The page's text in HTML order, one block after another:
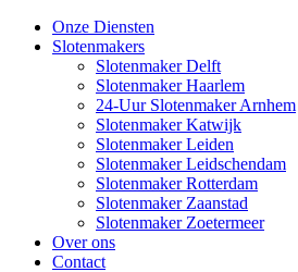
Onze Diensten
Slotenmakers
Slotenmaker Delft
Slotenmaker Haarlem
24-Uur Slotenmaker Arnhem
Slotenmaker Katwijk
Slotenmaker Leiden
Slotenmaker Leidschendam
Slotenmaker Rotterdam
Slotenmaker Zaanstad
Slotenmaker Zoetermeer
Over ons
Contact